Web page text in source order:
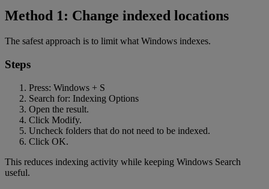
Method 1: Change indexed locations
The safest approach is to limit what Windows indexes.
Steps
Press: Windows + S
Search for: Indexing Options
Open the result.
Click Modify.
Uncheck folders that do not need to be indexed.
Click OK.
This reduces indexing activity while keeping Windows Search
useful.